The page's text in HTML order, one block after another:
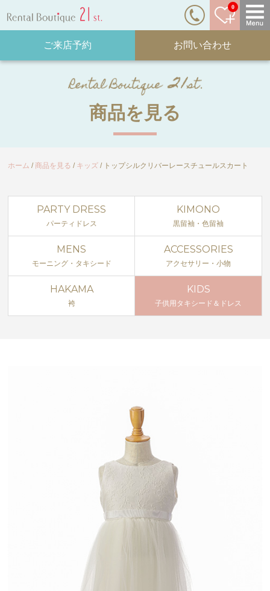
0
ご来店予約 お問い合わせ
商品を見る
ホーム 商品を見る キッズ トップシルクリバーレースチュールスカート
PARTY DRESS
パーティドレス
KIMONO
黒留袖・色留袖
MENS
モーニング・タキシード
ACCESSORIES
アクセサリー・小物
HAKAMA
袴
KIDS
子供用タキシード＆ドレス